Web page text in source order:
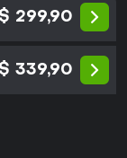
299,90
339,90